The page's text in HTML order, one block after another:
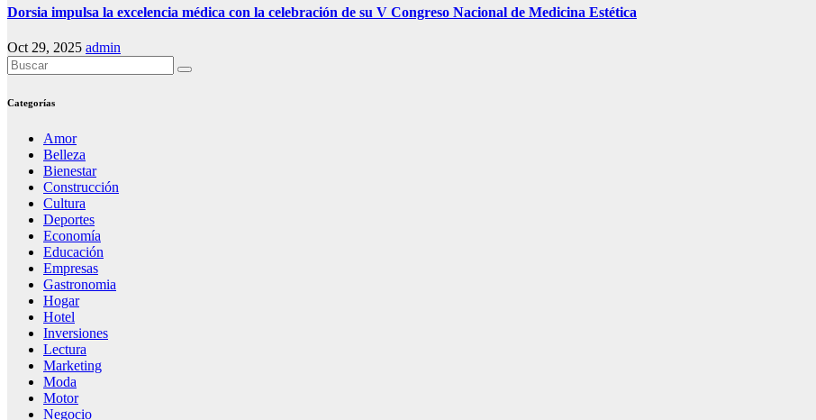
Dorsia impulsa la excelencia médica con la celebración de su V Congreso Nacional de Medicina Estética
Oct 29, 2025 admin
Categorías
Amor
Belleza
Bienestar
Construcción
Cultura
Deportes
Economía
Educación
Empresas
Gastronomia
Hogar
Hotel
Inversiones
Lectura
Marketing
Moda
Motor
Negocio